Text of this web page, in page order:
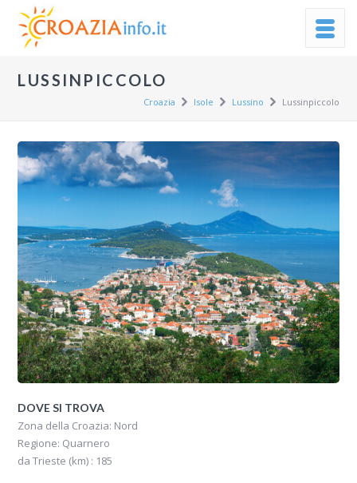
LUSSINPICCOLO
Croazia Isole Lussino Lussinpiccolo
DOVE SI TROVA
Zona della Croazia: Nord
Regione: Quarnero
da Trieste (km) : 185